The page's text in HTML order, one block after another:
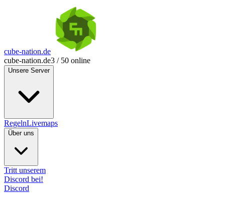
cube-nation.de
cube-nation.de3 / 50 online
Unsere Server
RegelnLivemaps
Über uns
Tritt unserem
Discord bei!
Discord